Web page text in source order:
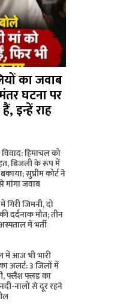
का जवाब
घटना पर
इन्हें राह
हिमाचल को
बिजली के रूप में
सुप्रीम कोर्ट ने
मांगा जवाब
गिरी जिमनी, दो
दर्दनाक मौत; तीन
में भर्ती
में आज भी भारी
अलर्ट: 3 जिलों में
फ्लैश फ्लड का
नालों से दूर रहने